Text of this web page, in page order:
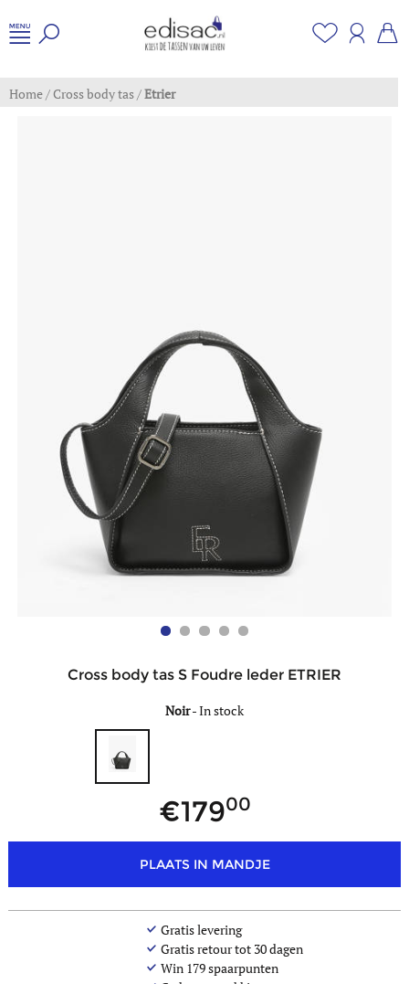
Home/Cross body tas/Etrier
Cross body tas S Foudre leder ETRIER
Noir-In stock
17900
PLAATS IN MANDJE
Gratis levering
Gratis retour tot 30 dagen
Win 179spaarpunten